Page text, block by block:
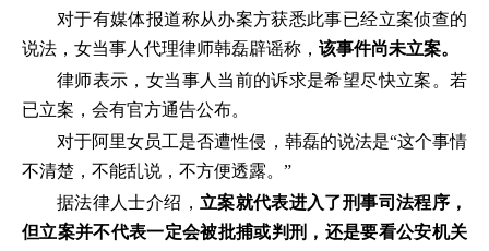
对于有媒体报道称从办案方获悉此事已经立案侦查的
说法，女当事人代理律师韩磊辟谣称， 该事件尚未立案。
律师表示，女当事人当前的诉求是希望尽快立案。若
已立案，会有官方通告公布。
对于阿里女员工是否遭性侵，韩磊的说法是“这个事情
不清楚，不能乱说，不方便透露。”
据法律人士介绍， 立案就代表进入了刑事司法程序，
但立案并不代表一定会被批捕或判刑，还是要看公安机关